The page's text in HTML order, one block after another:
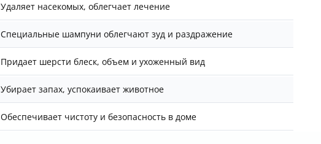
Удаляет насекомых, облегчает лечение
Специальные шампуни облегчают зуд и раздражение
Придает шерсти блеск, объем и ухоженный вид
Убирает запах, успокаивает животное
Обеспечивает чистоту и безопасность в доме